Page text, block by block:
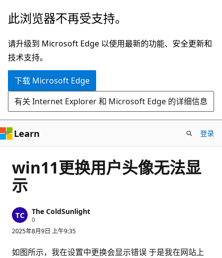
跳
主
要
内
此浏览器不再受支持。
请升级到 Microsoft Edge 以使用最新的功能、安全更新和
技术支持。
下载 Microsoft Edge
有关 Internet Explorer 和 Microsoft Edge 的详细信息
Learn 登录
win11更换用户头像无法显
示
The ColdSunlight
0信
誉
分
2025年8月9日 上午9:35
如图所示，我在设置中更换会显示错误 于是我在网站上